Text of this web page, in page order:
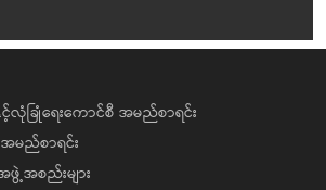
လုံခြုံရေးကောင်စီ အမည်စာရင်း
မည်စာရင်း
အစည်းများ